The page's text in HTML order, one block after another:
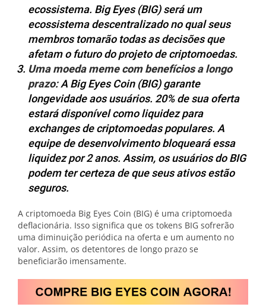
ecossistema. Big Eyes (BIG) será um
ecossistema descentralizado no qual seus
membros tomarão todas as decisões que
afetam o futuro do projeto de criptomoedas.
Uma moeda meme com benefícios a longo
prazo: A Big Eyes Coin (BIG) garante
longevidade aos usuários. 20% de sua oferta
estará disponível como liquidez para
exchanges de criptomoedas populares. A
equipe de desenvolvimento bloqueará essa
liquidez por 2 anos. Assim, os usuários do BIG
podem ter certeza de que seus ativos estão
seguros.
A criptomoeda Big Eyes Coin (BIG) é uma criptomoeda
deflacionária. Isso significa que os tokens BIG sofrerão
uma diminuição periódica na oferta e um aumento no
valor. Assim, os detentores de longo prazo se
beneficiarão imensamente.